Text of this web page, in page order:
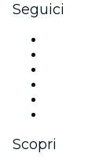
Seguici
Scopri